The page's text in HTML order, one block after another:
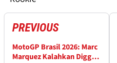
PREVIOUS
MotoGP Brasil 2026: Marc
Marquez Kalahkan Diggia